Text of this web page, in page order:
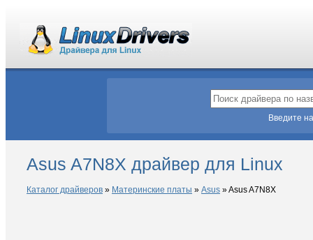
Введите
Asus A7N8X драйвер для Linux
Каталог драйверов » Материнские платы » Asus »Asus A7N8X